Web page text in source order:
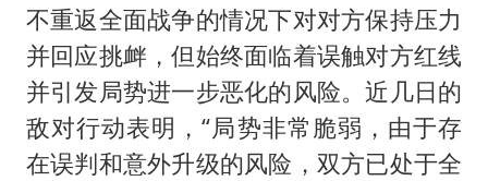
不重返全面战争的情况下对对方保持压力
并回应挑衅，但始终面临着误触对方红线
并引发局势进一步恶化的风险。近几日的
敌对行动表明，“局势非常脆弱，由于存
在误判和意外升级的风险，双方已处于全